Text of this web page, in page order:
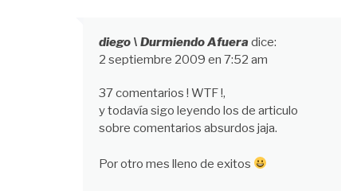
diego \ Durmiendo Afuera dice:
2 septiembre 2009 en 7:52 am
37 comentarios ! WTF !,
y todavía sigo leyendo los de articulo
sobre comentarios absurdos jaja.
Por otro mes lleno de exitos